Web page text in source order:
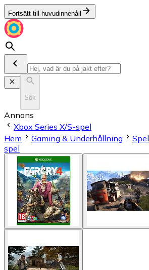
Fortsätt till huvudinnehåll
Sök
Annons
Xbox Series X/S-spel
Hem
Gaming & Underhållning Spel
spel